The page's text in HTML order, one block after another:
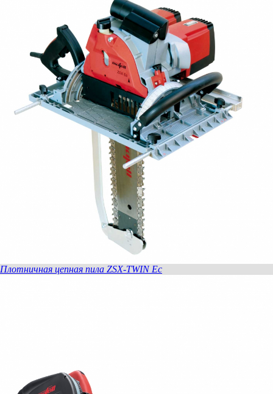
Плотничная цепная пила ZSX-TWIN Ec